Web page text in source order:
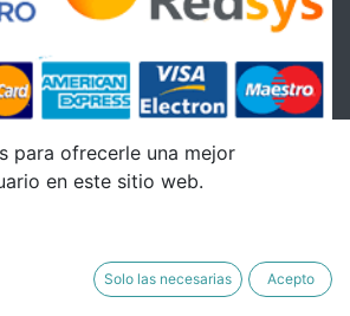
para ofrecerle una mejor
en este sitio web.
Solo las necesarias Acepto